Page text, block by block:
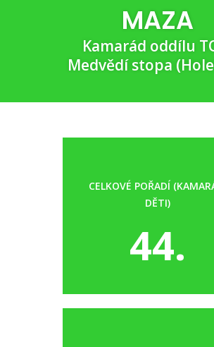
MAZA
Kamarád oddílu
Medvědí stopa
CELKOVÉ POŘADÍ
DĚTI)
44.